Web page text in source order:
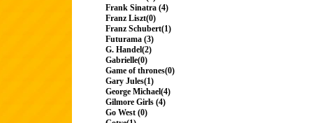
Frank Sinatra (4)
Franz Liszt(0)
Franz Schubert(1)
Futurama (3)
G. Handel(2)
Gabrielle(0)
Game of thrones(0)
Gary Jules(1)
George Michael(4)
Gilmore Girls (4)
Go West (0)